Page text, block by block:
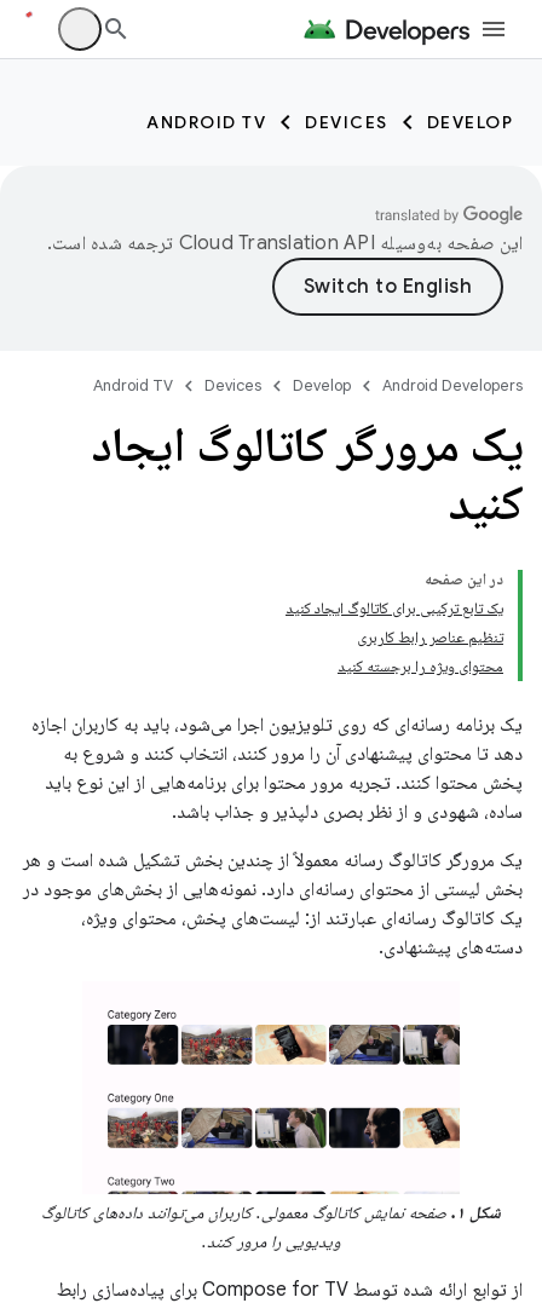
DEVELOP
DEVICES
ANDROID TV
این صفحه به‌وسیله ترجمه شده است.
Android Developers
Develop
Devices
Android TV
یک مرورگر کاتالوگ ایجاد
کنید
در این صفحه
یک تابع ترکیبی برای کاتالوگ ایجاد کنید
تنظیم عناصر رابط کاربری
محتوای ویژه را برجسته کنید
یک برنامه رسانه‌ای که روی تلویزیون اجرا می‌شود، باید به کاربران اجازه
دهد تا محتوای پیشنهادی آن را مرور کنند، انتخاب کنند و شروع به
پخش محتوا کنند. تجربه مرور محتوا برای برنامه‌هایی از این نوع باید
ساده، شهودی و از نظر بصری دلپذیر و جذاب باشد.
یک مرورگر کاتالوگ رسانه معمولاً از چندین بخش تشکیل شده است و هر
بخش لیستی از محتوای رسانه‌ای دارد. نمونه‌هایی از بخش‌های موجود در
یک کاتالوگ رسانه‌ای عبارتند از: لیست‌های پخش، محتوای ویژه،
دسته‌های پیشنهادی.
شکل ۱.
صفحه نمایش کاتالوگ معمولی. کاربران می‌توانند داده‌های کاتالوگ
ویدیویی را مرور کنند.
از توابع ارائه شده توسط Compose for TV برای پیاده‌سازی رابط